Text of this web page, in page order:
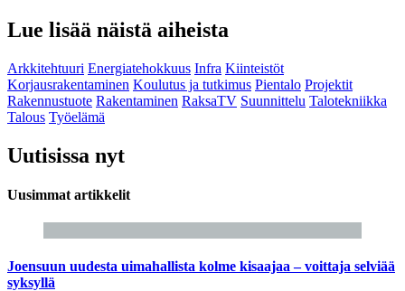
Lue lisää näistä aiheista
Arkkitehtuuri Energiatehokkuus Infra Kiinteistöt
Korjausrakentaminen Koulutus ja tutkimus Pientalo Projektit
Rakennustuote Rakentaminen RaksaTV Suunnittelu Talotekniikka
Talous Työelämä
Uutisissa nyt
Uusimmat artikkelit
Joensuun uudesta uimahallista kolme kisaajaa – voittaja selviää
syksyllä